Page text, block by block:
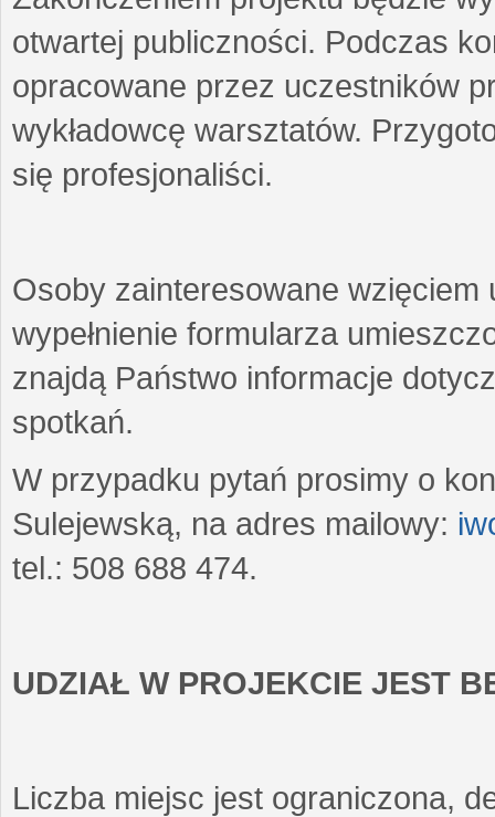
otwartej publiczności. Podczas
opracowane przez uczestników
wykładowcę warsztatów.
się profesjonaliści.
Osoby zainteresowane wzięciem
wypełnienie formularza
znajdą Państwo informacje
spotkań.
W przypadku pytań prosimy o
Sulejewską, na adres mailowy:
tel.: 508 688 474.
UDZIAŁ W PROJEKCIE JEST
Liczba miejsc jest ograniczona,